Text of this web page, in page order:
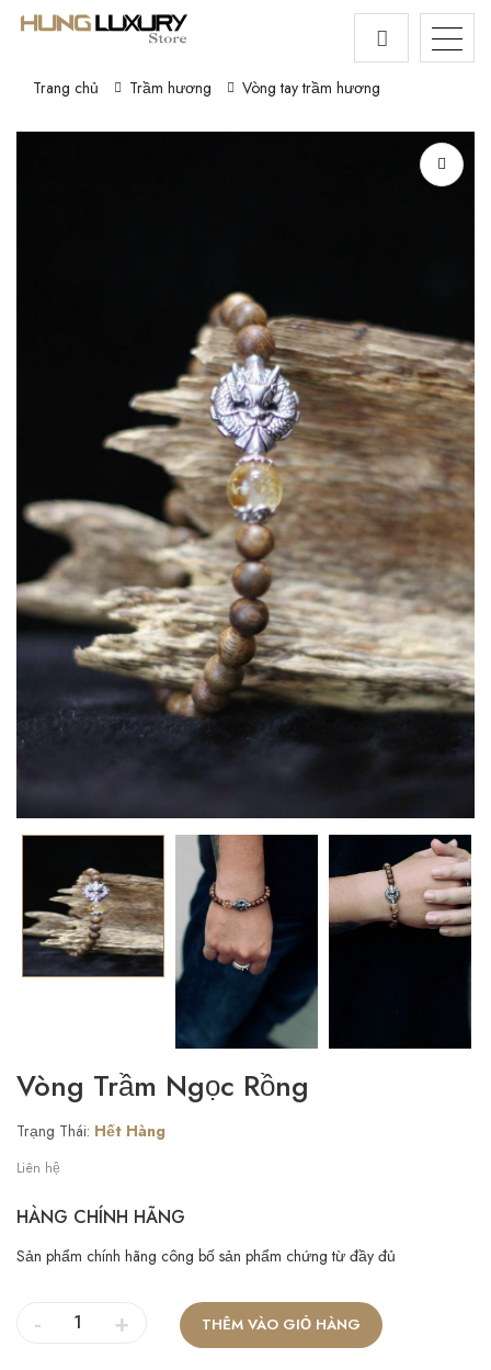
Trang chủ Trầm hương Vòng tay trầm hương
Vòng Trầm Ngọc Rồng
Trạng Thái: Hết Hàng
Liên hệ
HÀNG CHÍNH HÃNG
Sản phẩm chính hãng công bố sản phẩm chứng từ đầy đủ
- + THÊM VÀO GIỎ HÀNG